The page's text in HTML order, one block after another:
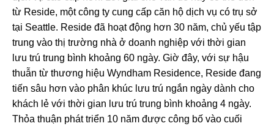
từ Reside, một công ty cung cấp căn hộ dịch vụ có trụ sở
tại Seattle. Reside đã hoạt động hơn 30 năm, chủ yếu tập
trung vào thị trường nhà ở doanh nghiệp với thời gian
lưu trú trung bình khoảng 60 ngày. Giờ đây, với sự hậu
thuẫn từ thương hiệu Wyndham Residence, Reside đang
tiến sâu hơn vào phân khúc lưu trú ngắn ngày dành cho
khách lẻ với thời gian lưu trú trung bình khoảng 4 ngày.
Thỏa thuận phát triển 10 năm được công bố vào cuối